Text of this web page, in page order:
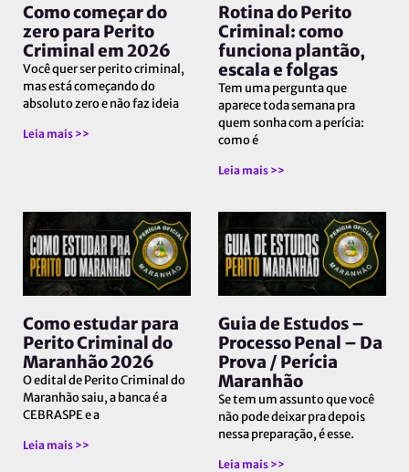
Como começar do
zero para Perito
Criminal em 2026
Você quer ser perito criminal,
mas está começando do
absoluto zero e não faz ideia
Leia mais >>
Rotina do Perito
Criminal: como
funciona plantão,
escala e folgas
Tem uma pergunta que
aparece toda semana pra
quem sonha com a perícia:
como é
Leia mais >>
Como estudar para
Perito Criminal do
Maranhão 2026
O edital de Perito Criminal do
Maranhão saiu, a banca é a
CEBRASPE e a
Leia mais >>
Guia de Estudos –
Processo Penal – Da
Prova / Perícia
Maranhão
Se tem um assunto que você
não pode deixar pra depois
nessa preparação, é esse.
Leia mais >>